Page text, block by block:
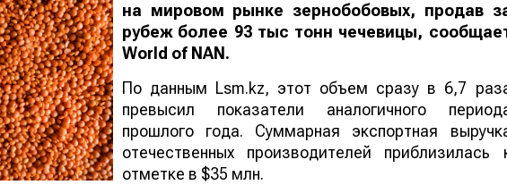
на мировом рынке зернобобовых, продав
рубеж более 93 тыс тонн чечевицы,
World of NAN .
По данным Lsm.kz, этот объем сразу в 6,7
превысил показатели аналогичного
прошлого года. Суммарная экспортная
отечественных производителей приблизилась
отметке в $35 млн.